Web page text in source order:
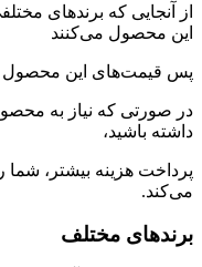
از آنجایی که برندهای
این محصول می‌کنند
پس قیمت‌های این محصول
در صورتی که نیاز به
داشته باشید،
پرداخت هزینه بیشتر، شما
می‌کند.
برندهای مختلف